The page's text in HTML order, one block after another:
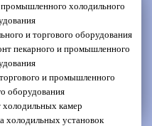
холодильного
и торгового оборудования
пекарного и промышленного
и промышленного
оборудования
камер
холодильных установок